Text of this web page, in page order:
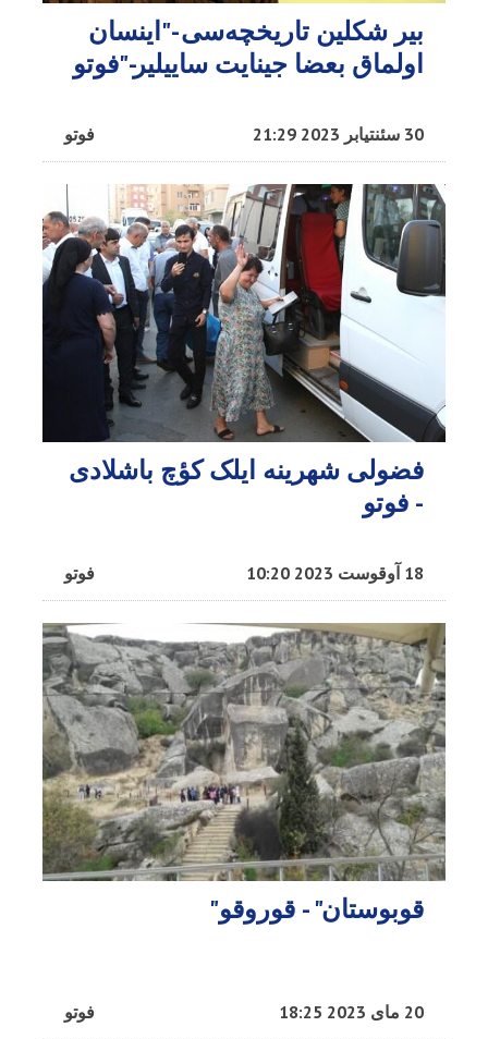
بیر شکلین تاریخچه‌سی -"اینسان
اولماق بعضا جینایت ساییلیر-"فوتو
فوتو 30 سئنتیابر 2023 21:29
فضولی شهرینه ایلک کؤچ باشلادی
- فوتو
فوتو 18 آوقوست 2023 10:20
قوبوستان" - قوروقو"
فوتو 20 مای 2023 18:25